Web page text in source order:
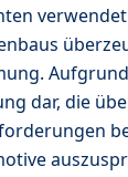
dar, die